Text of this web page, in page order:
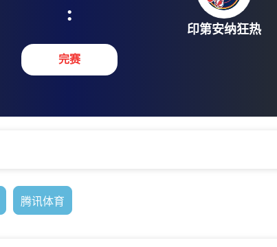
:
完赛
印第安纳狂热
腾讯体育